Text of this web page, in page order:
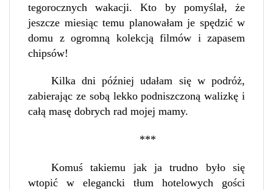
tegorocznych wakacji. Kto by pomyślał, że
jeszcze miesiąc temu planowałam je spędzić w
domu z ogromną kolekcją filmów i zapasem
chipsów!
Kilka dni później udałam się w podróż,
zabierając ze sobą lekko podniszczoną walizkę i
całą masę dobrych rad mojej mamy.
***
Komuś takiemu jak ja trudno było się
wtopić w elegancki tłum hotelowych gości